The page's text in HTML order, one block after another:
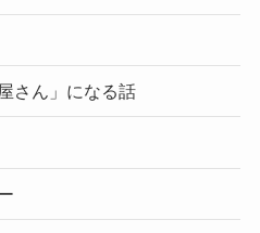
さん」になる話